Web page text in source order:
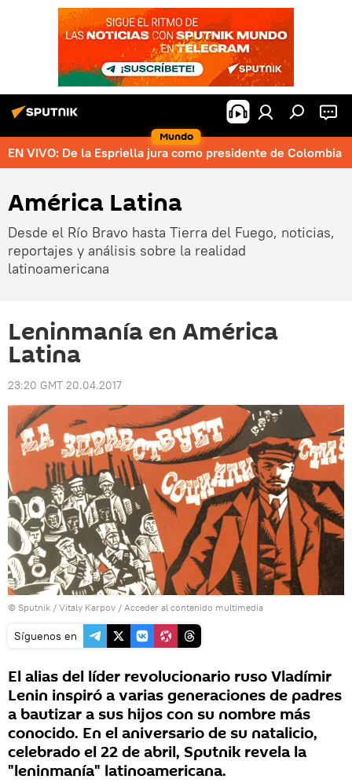
Mundo
EN VIVO: De la Espriella jura como presidente de Colombia
América Latina
Desde el Río Bravo hasta Tierra del Fuego, noticias,
reportajes y análisis sobre la realidad
latinoamericana
Leninmanía en América
Latina
23:20 GMT 20.04.2017
© Sputnik / Vitaly Karpov / Acceder al contenido multimedia
Síguenos en
El alias del líder revolucionario ruso Vladímir
Lenin inspiró a varias generaciones de padres
a bautizar a sus hijos con su nombre más
conocido. En el aniversario de su natalicio,
celebrado el 22 de abril, Sputnik revela la
"leninmanía" latinoamericana.